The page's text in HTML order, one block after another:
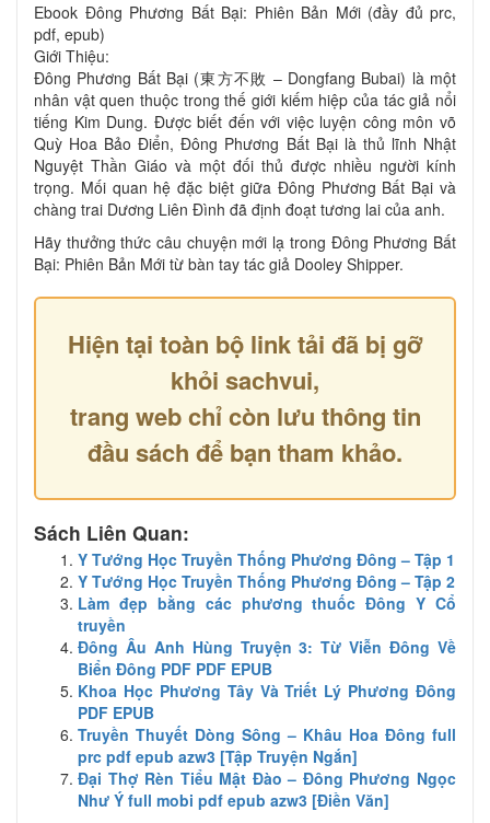
Ebook Đông Phương Bất Bại: Phiên Bản Mới (đầy đủ prc,
pdf, epub)
Giới Thiệu:
Đông Phương Bất Bại (東方不敗 – Dongfang Bubai) là một
nhân vật quen thuộc trong thế giới kiếm hiệp của tác giả nổi
tiếng Kim Dung. Được biết đến với việc luyện công môn võ
Quỳ Hoa Bảo Điển, Đông Phương Bất Bại là thủ lĩnh Nhật
Nguyệt Thần Giáo và một đối thủ được nhiều người kính
trọng. Mối quan hệ đặc biệt giữa Đông Phương Bất Bại và
chàng trai Dương Liên Đình đã định đoạt tương lai của anh.
Hãy thưởng thức câu chuyện mới lạ trong Đông Phương Bất
Bại: Phiên Bản Mới từ bàn tay tác giả Dooley Shipper.
Hiện tại toàn bộ link tải đã bị gỡ
khỏi sachvui,
trang web chỉ còn lưu thông tin
đầu sách để bạn tham khảo.
Sách Liên Quan:
Y Tướng Học Truyền Thống Phương Đông – Tập 1
Y Tướng Học Truyền Thống Phương Đông – Tập 2
Làm đẹp bằng các phương thuốc Đông Y Cổ
truyền
Đông Âu Anh Hùng Truyện 3: Từ Viễn Đông Về
Biển Đông PDF PDF EPUB
Khoa Học Phương Tây Và Triết Lý Phương Đông
PDF EPUB
Truyền Thuyết Dòng Sông – Khâu Hoa Đông full
prc pdf epub azw3 [Tập Truyện Ngắn]
Đại Thợ Rèn Tiểu Mật Đào – Đông Phương Ngọc
Như Ý full mobi pdf epub azw3 [Điền Văn]